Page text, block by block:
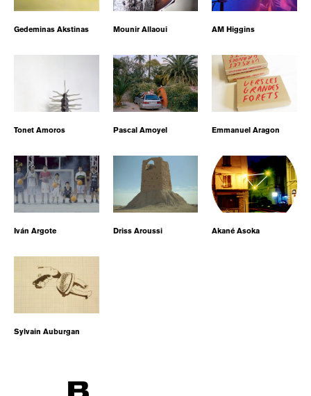
Gedeminas Akstinas Mounir Allaoui AM Higgins
Tonet Amoros Pascal Amoyel Emmanuel Aragon
Iván Argote Driss Aroussi Akané Asoka
Sylvain Auburgan